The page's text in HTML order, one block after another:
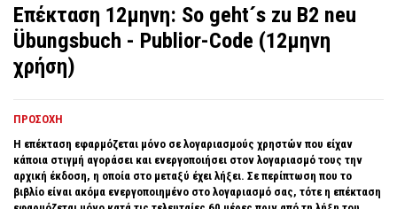
Επέκταση 12μηνη: So geht´s zu B2 neu
Übungsbuch - Publior-Code (12μηνη
χρήση)
ΠΡΟΣΟΧΗ
Η επέκταση εφαρμόζεται μόνο σε λογαριασμούς χρηστών που είχαν
κάποια στιγμή αγοράσει και ενεργοποιήσει στον λογαριασμό τους την
αρχική έκδοση, η οποία στο μεταξύ έχει λήξει. Σε περίπτωση που το
βιβλίο είναι ακόμα ενεργοποιημένο στο λογαριασμό σας, τότε η επέκταση